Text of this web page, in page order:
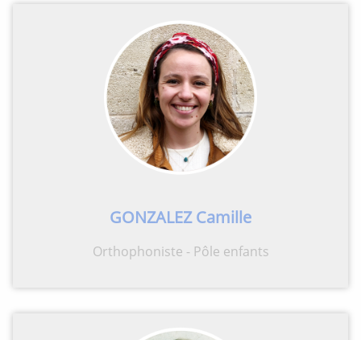
GONZALEZ Camille
Orthophoniste - Pôle enfants